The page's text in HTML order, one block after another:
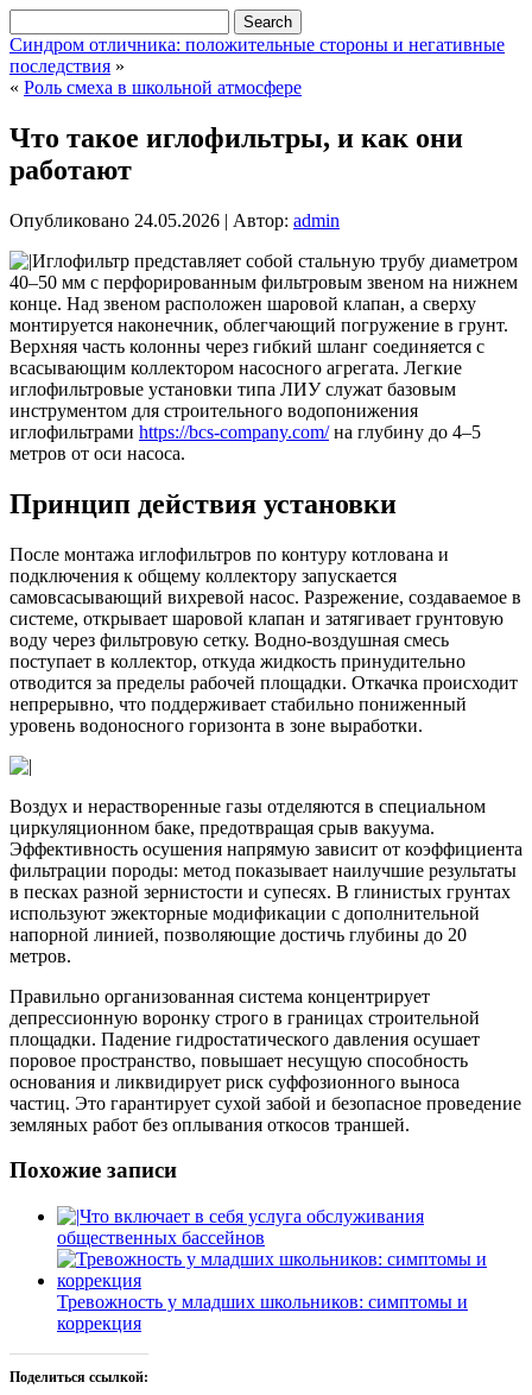
Синдром отличника: положительные стороны и негативные
последствия »
« Роль смеха в школьной атмосфере
Что такое иглофильтры, и как они
работают
Опубликовано 24.05.2026 | Автор: admin
Иглофильтр представляет собой стальную трубу диаметром
40–50 мм с перфорированным фильтровым звеном на нижнем
конце. Над звеном расположен шаровой клапан, а сверху
монтируется наконечник, облегчающий погружение в грунт.
Верхняя часть колонны через гибкий шланг соединяется с
всасывающим коллектором насосного агрегата. Легкие
иглофильтровые установки типа ЛИУ служат базовым
инструментом для строительного водопонижения
иглофильтрами https://bcs-company.com/на глубину до 4–5
метров от оси насоса.
Принцип действия установки
После монтажа иглофильтров по контуру котлована и
подключения к общему коллектору запускается
самовсасывающий вихревой насос. Разрежение, создаваемое в
системе, открывает шаровой клапан и затягивает грунтовую
воду через фильтровую сетку. Водно-воздушная смесь
поступает в коллектор, откуда жидкость принудительно
отводится за пределы рабочей площадки. Откачка происходит
непрерывно, что поддерживает стабильно пониженный
уровень водоносного горизонта в зоне выработки.
Воздух и нерастворенные газы отделяются в специальном
циркуляционном баке, предотвращая срыв вакуума.
Эффективность осушения напрямую зависит от коэффициента
фильтрации породы: метод показывает наилучшие результаты
в песках разной зернистости и супесях. В глинистых грунтах
используют эжекторные модификации с дополнительной
напорной линией, позволяющие достичь глубины до 20
метров.
Правильно организованная система концентрирует
депрессионную воронку строго в границах строительной
площадки. Падение гидростатического давления осушает
поровое пространство, повышает несущую способность
основания и ликвидирует риск суффозионного выноса
частиц. Это гарантирует сухой забой и безопасное проведение
земляных работ без оплывания откосов траншей.
Похожие записи
Что включает в себя услуга обслуживания
общественных бассейнов
Тревожность у младших школьников: симптомы и
коррекция
Поделиться ссылкой: